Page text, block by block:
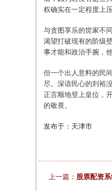
权确实在一定程度上
与贪图享乐的世家不
渴望打破现有的阶级
事才能和政治手腕，
但一个出人意料的民
尽。深谙民心的刘裕
正言顺地登上皇位，
的敬畏。
发布于：天津市
上一篇： 股票配资